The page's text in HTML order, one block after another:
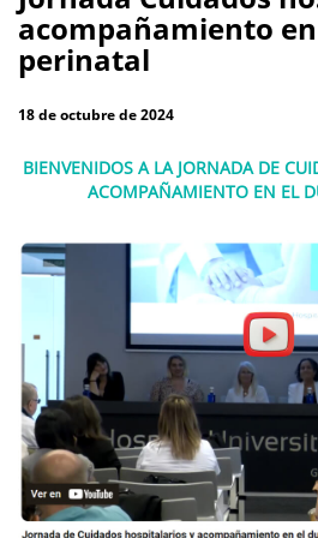
Cuidados
hospitalarios
y
en
duelo
perinatal
acompañamiento
perinatal
18 de octubre de 2024
BIENVENIDOS A LA JORNADA DE
ACOMPAÑAMIENTO EN EL